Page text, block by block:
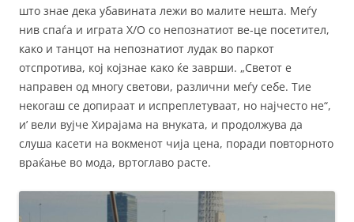
што знае дека убавината лежи во малите нешта. Меѓу
нив спаѓа и играта X/O со непознатиот ве-це посетител,
како и танцот на непознатиот лудак во паркот
отспротива, кој којзнае како ќе заврши. „Светот е
направен од многу светови, различни меѓу себе. Тие
некогаш се допираат и испреплетуваат, но најчесто не“,
и’ вели вујче Хирајама на внуката, и продолжува да
слуша касети на вокменот чија цена, поради повторното
враќање во мода, вртоглаво расте.